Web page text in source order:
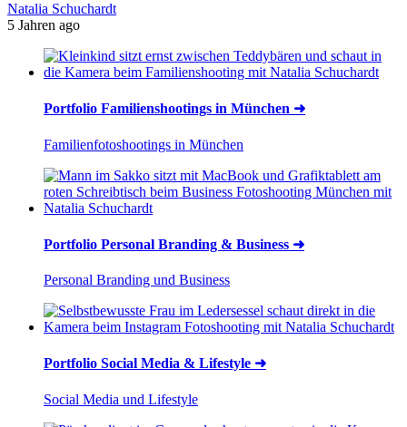
Natalia Schuchardt
5 Jahren ago
Portfolio Familienshootings in München ➜
Familienfotoshootings in München
Portfolio Personal Branding & Business ➜
Personal Branding und Business
Portfolio Social Media & Lifestyle ➜
Social Media und Lifestyle